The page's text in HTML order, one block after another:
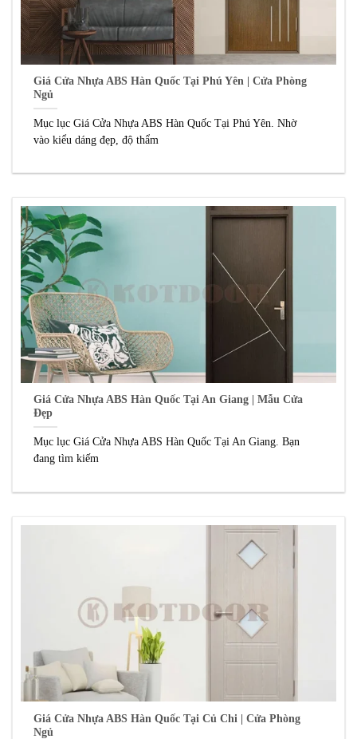
Giá Cửa Nhựa ABS Hàn Quốc Tại Phú Yên | Cửa Phòng
Ngủ
Mục lục Giá Cửa Nhựa ABS Hàn Quốc Tại Phú Yên. Nhờ
vào kiểu dáng đẹp, độ thẩm
Giá Cửa Nhựa ABS Hàn Quốc Tại An Giang | Mẫu Cửa
Đẹp
Mục lục Giá Cửa Nhựa ABS Hàn Quốc Tại An Giang. Bạn
đang tìm kiếm
Giá Cửa Nhựa ABS Hàn Quốc Tại Củ Chi | Cửa Phòng
Ngủ